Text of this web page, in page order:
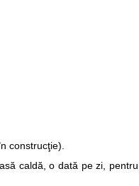
construcţie).
caldă, o dată pe zi, pentru